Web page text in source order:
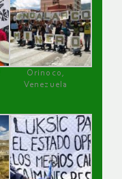
Orinoco,
Venezuela